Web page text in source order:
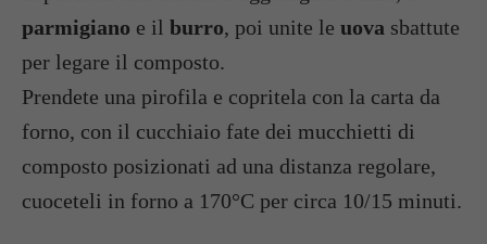
parmigiano e il burro, poi unite le uova sbattute
per legare il composto.
Prendete una pirofila e copritela con la carta da
forno, con il cucchiaio fate dei mucchietti di
composto posizionati ad una distanza regolare,
cuoceteli in forno a 170°C per circa 10/15 minuti.